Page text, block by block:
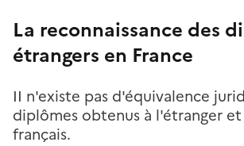
La reconnaissance des
étrangers en France
II n'existe pas d'équivalence
diplômes obtenus à l'étranger
français.